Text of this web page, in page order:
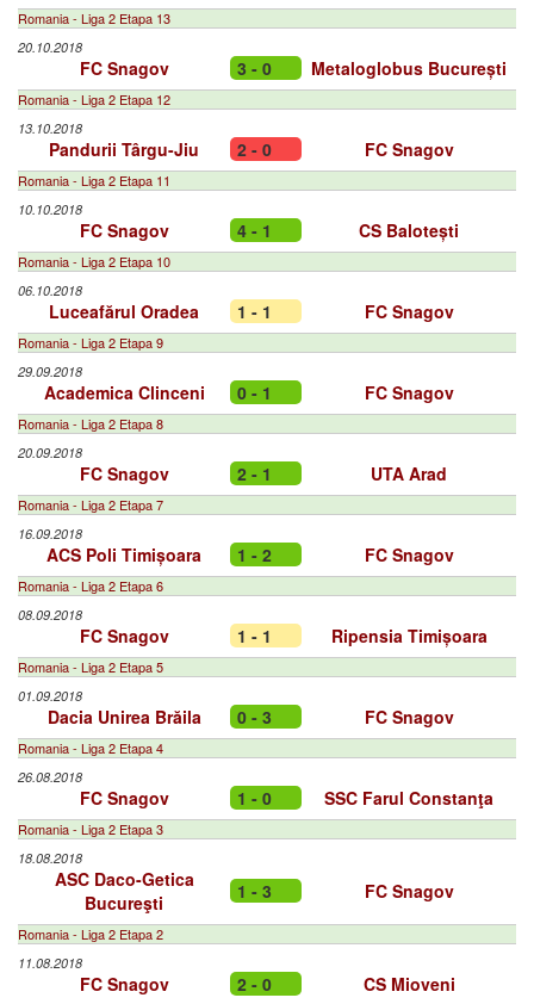
Romania - Liga 2 Etapa 13
20.10.2018
FC Snagov 3 - 0 Metaloglobus București
Romania - Liga 2 Etapa 12
13.10.2018
Pandurii Târgu-Jiu 2 - 0 FC Snagov
Romania - Liga 2 Etapa 11
10.10.2018
FC Snagov 4 - 1 CS Balotești
Romania - Liga 2 Etapa 10
06.10.2018
Luceafărul Oradea 1 - 1 FC Snagov
Romania - Liga 2 Etapa 9
29.09.2018
Academica Clinceni 0 - 1 FC Snagov
Romania - Liga 2 Etapa 8
20.09.2018
FC Snagov 2 - 1 UTA Arad
Romania - Liga 2 Etapa 7
16.09.2018
ACS Poli Timișoara 1 - 2 FC Snagov
Romania - Liga 2 Etapa 6
08.09.2018
FC Snagov 1 - 1 Ripensia Timișoara
Romania - Liga 2 Etapa 5
01.09.2018
Dacia Unirea Brăila 0 - 3 FC Snagov
Romania - Liga 2 Etapa 4
26.08.2018
FC Snagov 1 - 0 SSC Farul Constanţa
Romania - Liga 2 Etapa 3
18.08.2018
ASC Daco-Getica
Bucureşti
1 - 3 FC Snagov
Romania - Liga 2 Etapa 2
11.08.2018
FC Snagov 2 - 0 CS Mioveni